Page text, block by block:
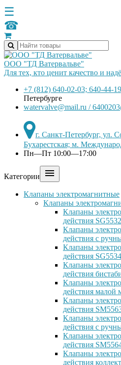
☰
☎
ООО "ТД Ватервальве"
Для тех, кто ценит качество и
+7 (812) 640-02-03; 640-44-
Петербурге
watervalve@mail.ru /
г. Санкт-Петербург, ул.
Бухарестская; м.
Пн—Пт 10:00—17:00
Категории 
Клапаны электромагнитные
Клапаны
Клапаны
действия
Клапаны
действия с
Клапаны
действия
Клапаны
действия
Клапаны
действия
Клапаны
действия
Клапаны
действия с
Клапаны
действия
Клапаны
дейcтвия